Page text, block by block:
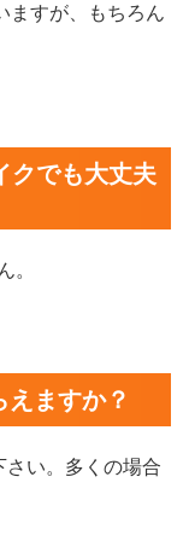
ますが、もちろん
クでも大丈夫
。
ますか？
い。多くの場合